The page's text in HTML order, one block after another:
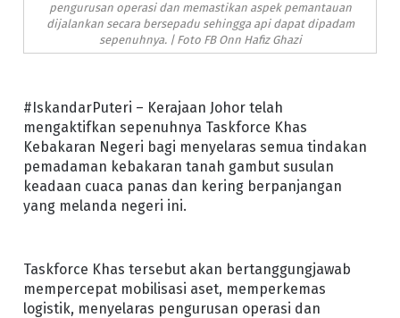
pengurusan operasi dan memastikan aspek pemantauan
dijalankan secara bersepadu sehingga api dapat dipadam
sepenuhnya. | Foto FB Onn Hafiz Ghazi
#IskandarPuteri – Kerajaan Johor telah
mengaktifkan sepenuhnya Taskforce Khas
Kebakaran Negeri bagi menyelaras semua tindakan
pemadaman kebakaran tanah gambut susulan
keadaan cuaca panas dan kering berpanjangan
yang melanda negeri ini.
Taskforce Khas tersebut akan bertanggungjawab
mempercepat mobilisasi aset, memperkemas
logistik, menyelaras pengurusan operasi dan